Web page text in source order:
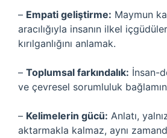
– Empati geliştirme: Maymun
aracılığıyla insanın ilkel
kırılganlığını anlamak.
– Toplumsal farkındalık: İnsan-
ve çevresel sorumluluk
– Kelimelerin gücü: Anlatı,
aktarmakla kalmaz, aynı